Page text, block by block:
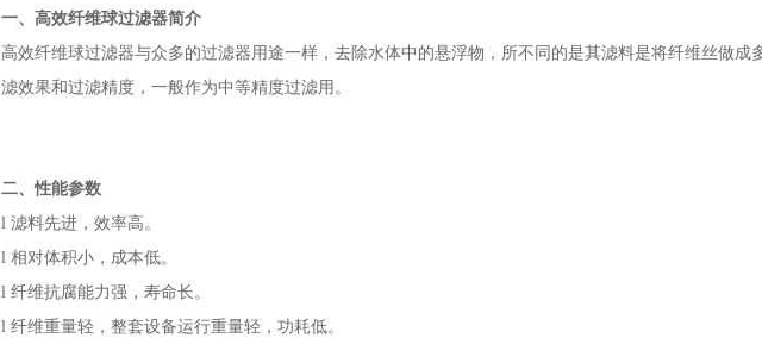
一、 高效纤维球过滤器简介
高效纤维球过滤器与众多的过滤器用途一样，去除水体中的悬浮物，所不同的是其滤料是将纤维丝做成
滤效果和过滤精度，一般作为中等精度过滤用。
二、性能参数
l 滤料先进，效率高。
l 相对体积小，成本低。
l 纤维抗腐能力强，寿命长。
l 纤维重量轻，整套设备运行重量轻，功耗低。